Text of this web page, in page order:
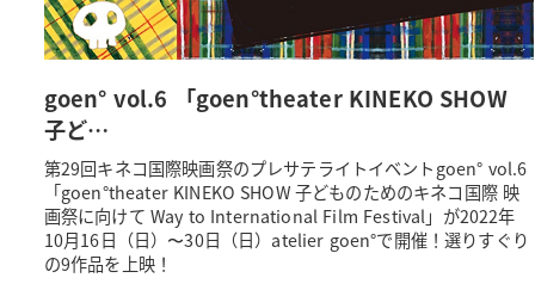
goen° vol.6 「goen°theater KINEKO SHOW
子ど…
第29回キネコ国際映画祭のプレサテライトイベントgoen° vol.6
「goen°theater KINEKO SHOW 子どものためのキネコ国際 映
画祭に向けて Way to International Film Festival」が2022年
10月16日（日）〜30日（日）atelier goen°で開催！選りすぐり
の9作品を上映！